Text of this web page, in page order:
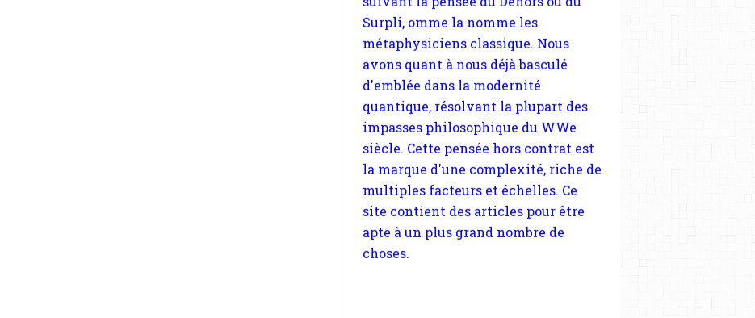
quantique, résolvant la plupart des
impasses philosophique du WWe
siècle. Cette pensée hors contrat est
la marque d'une complexité, riche de
multiples facteurs et échelles. Ce
site contient des articles pour être
apte à un plus grand nombre de
choses.